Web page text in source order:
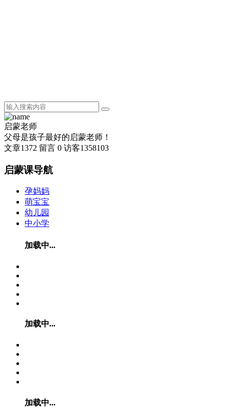
启蒙老师
父母是孩子最好的启蒙老师！
文章1372 留言 0 访客1358103
启蒙课导航
孕妈妈
萌宝宝
幼儿园
中小学
加载中...
加载中...
加载中...